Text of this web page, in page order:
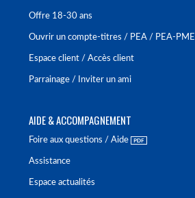
Offre 18-30 ans
Ouvrir un compte-titres / PEA / PEA-PME
Espace client / Accès client
Parrainage / Inviter un ami
AIDE & ACCOMPAGNEMENT
Foire aux questions / Aide
Assistance
Espace actualités